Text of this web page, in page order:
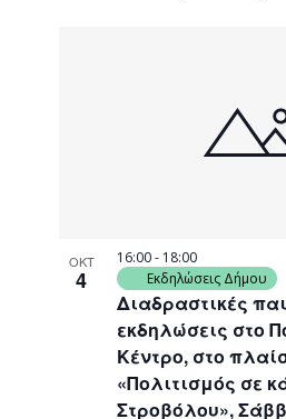
ΟΚΤ
4
Διαδραστικές
εκδηλώσεις στο
Κέντρο, στο
«Πολιτισμός σε
Στροβόλου»,
16:00- 18:00
Εκδηλώσεις Δήμου